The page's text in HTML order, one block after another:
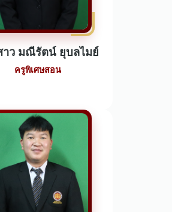
าว มณีรัตน์ ยุบลไมย์
ครูพิเศษสอน